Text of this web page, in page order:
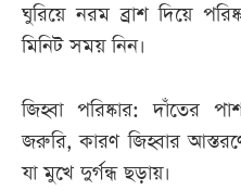
ঘুরিয়ে নরম ব্রাশ দিয়ে
মিনিট সময় নিন।
জিহ্বা পরিষ্কার: দাঁতের
জরুরি, কারণ জিহ্বার
যা মুখে দুর্গন্ধ ছড়ায়।